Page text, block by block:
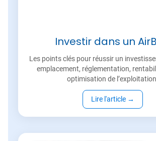
Investir dans un
Les points clés pour réussir un
emplacement, réglementation,
optimisation de
Lire l'article →